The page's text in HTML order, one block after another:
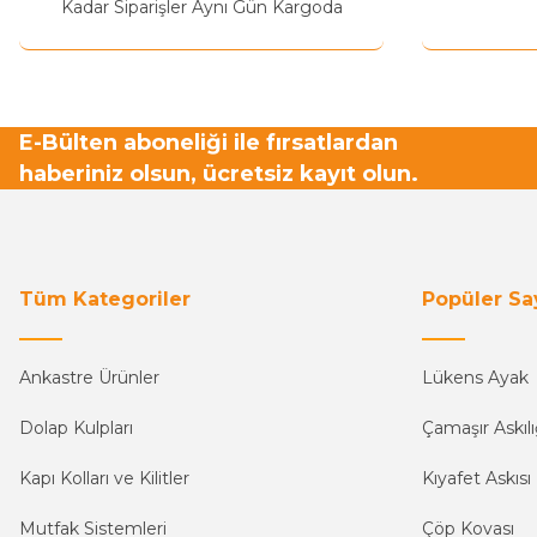
Kadar Siparişler Aynı Gün Kargoda
E-Bülten aboneliği ile fırsatlardan
haberiniz olsun, ücretsiz kayıt olun.
Tüm Kategoriler
Ankastre Ürünler
Dolap Kulpları
Kapı Kolları ve Kilitler
Mutfak Sistemleri
Popüler
Lükens Ayak
Çamaşır
Kıyafet Askısı
Çöp Kovası